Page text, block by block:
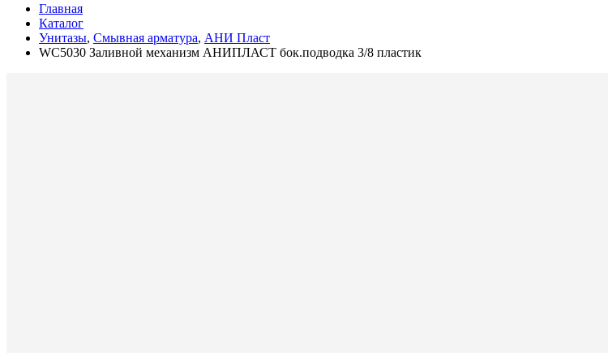
Главная
Каталог
Унитазы, Смывная арматура, АНИ Пласт
WC5030 Заливной механизм АНИПЛАСТ бок.подводка 3/8 пластик